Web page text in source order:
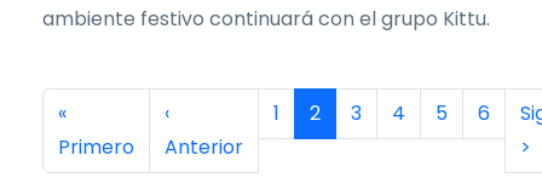
ambiente festivo continuará con el grupo Kittu.
Paginación
Primera página
«
Primero
Página anterior
‹
Anterior
Página
1 Página actual
2 Página
3 Página
4 Página
5 Página
6
>